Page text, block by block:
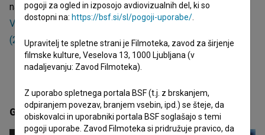
nastopajoča. Najodmevnejši projekti, kjer je nastopila, so
Varuh meje (2002),Flaša resnice (2005) inDan v mestu
(2003).
Galerija(9)
pogoji za ogled in izposojo avdiovizualnih del, ki so
dostopni na: https://bsf.si/sl/pogoji-uporabe/
Upravitelj te spletne strani je Filmoteka, zavod za širjenje
filmske kulture, Veselova 13, 1000 Ljubljana (v
nadaljevanju: Zavod Filmoteka).
Z uporabo spletnega portala BSF (t.j. z brskanjem,
odpiranjem povezav, branjem vsebin, ipd.) se šteje, da
obiskovalci in uporabniki portala BSF soglašajo s temi
pogoji uporabe. Zavod Filmoteka si pridružuje pravico, da